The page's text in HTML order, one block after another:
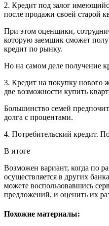
2. Кредит под залог
после продажи своей старой
При этом оценщики,
которую заемщик сможет
кредит по рынку.
Но на самом деле получение
3. Кредит на покупку нового
две возможности купить
Большинство семей
долга с процентами.
4. Потребительский кредит.
В итоге
Возможен вариант, когда по
осуществляется в других
можете воспользовавшись
предложений, и оценить их
Похожие материалы: